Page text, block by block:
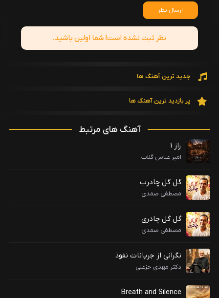
ارسال نظر
نظر ثبت نشده است! شما اولین باشید.
جدید ترین آهنگ ها
پر بازدید ترین آهنگ ها
آهنگ های مرتبط
راز ۱
امیر عباس گلاب
گل گل چادرب
مصطفی صمدی
گل گل چادری
مصطفی صمدی
نگرانی از جریانات نفوذ
دکتر مهدی خزعلی
Breath and Silence